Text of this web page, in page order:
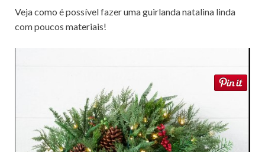
Veja como é possível fazer uma guirlanda natalina linda
com poucos materiais!